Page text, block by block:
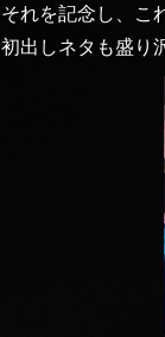
それを記念し、こ
初出しネタも盛り